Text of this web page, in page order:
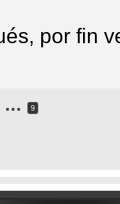
por fin
... 9